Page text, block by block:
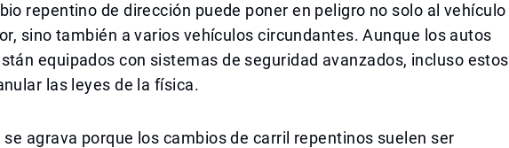
repentino de dirección puede poner en peligro no solo al vehículo
sino también a varios vehículos circundantes. Aunque los autos
equipados con sistemas de seguridad avanzados, incluso estos
las leyes de la física.
se agrava porque los cambios de carril repentinos suelen ser